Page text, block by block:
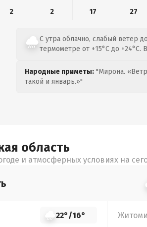
2
2 17 27
С утра облачно, слабый ветер
термометре от +15°C до
Народные приметы: "Мирона.
такой и январь.»"
область
и атмосферных условиях на
22°/16°